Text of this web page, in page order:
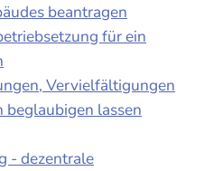
beantragen
für ein
Vervielfältigungen
lassen
- dezentrale